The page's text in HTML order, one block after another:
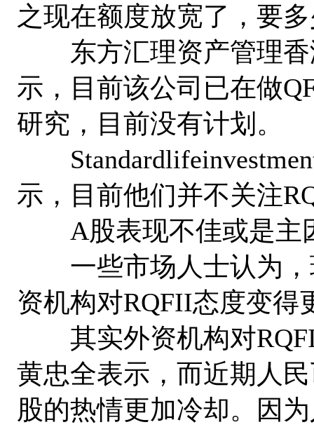
之现在额度放宽了，要
东方汇理资产管理香
示，目前该公司已在做
研究，目前没有计划。
示，目前他们并不关注
A股表现不佳或是主
一些市场人士认为，
资机构对RQFII态度变得
其实外资机构对
黄忠全表示，而近期人
股的热情更加冷却。因